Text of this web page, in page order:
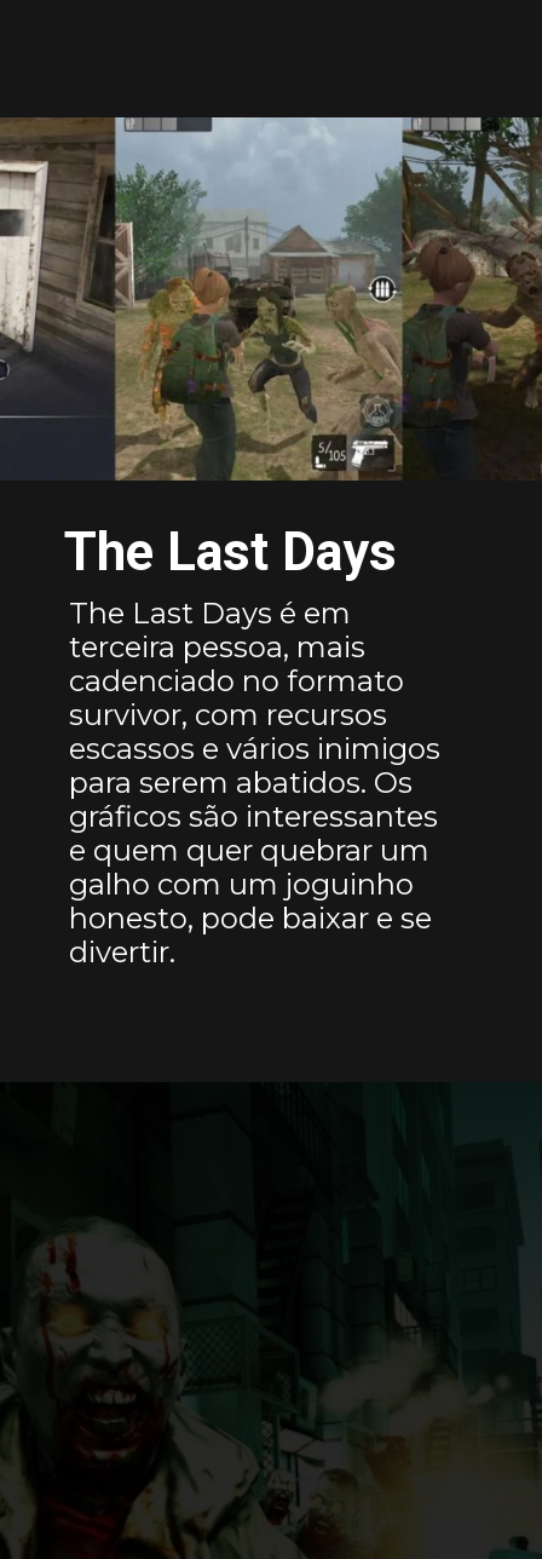
The Last Days é em
terceira pessoa, mais
cadenciado no formato
survivor, com recursos
escassos e vários inimigos
para serem abatidos. Os
gráficos são interessantes
e quem quer quebrar um
galho com um joguinho
honesto, pode baixar e se
divertir.
The Last Days